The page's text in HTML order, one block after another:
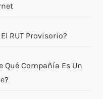
RUT Provisorio?
Qué Compañía Es Un